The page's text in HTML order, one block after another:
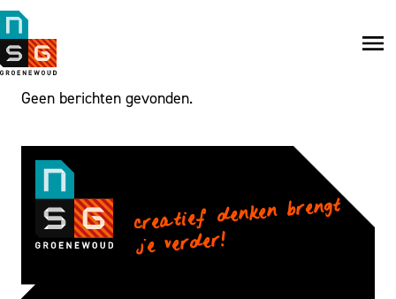
NSG
Groenewoud
Geen berichten gevonden.
creatief denken brengt
je verder!